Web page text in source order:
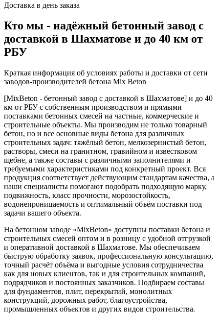
Доставка в день заказа
Кто мы - надёжный бетонный завод с
доставкой в Шахматове и до 40 км от
РБУ
Краткая информация об условиях работы и доставки от сети
заводов-производителей бетона Mix Beton
[MixBeton - бетонный завод с доставкой в Шахматове] и до 40
км от РБУ с собственным производством и прямыми
поставками бетонных смесей на частные, коммерческие и
строительные объекты. Мы производим не только товарный
бетон, но и все основные виды бетона для различных
строительных задач: тяжёлый бетон, мелкозернистый бетон,
растворы, смеси на гранитном, гравийном и известковом
щебне, а также составы с различными заполнителями и
требуемыми характеристиками под конкретный проект. Вся
продукция соответствует действующим стандартам качества, а
наши специалисты помогают подобрать подходящую марку,
подвижность, класс прочности, морозостойкость,
водонепроницаемость и оптимальный объём поставки под
задачи вашего объекта.
На бетонном заводе «MixBeton» доступны поставки бетона и
строительных смесей оптом и в розницу с удобной отгрузкой
и оперативной доставкой в Шахматове. Мы обеспечиваем
быструю обработку заявок, профессиональную консультацию,
точный расчёт объёма и выгодные условия сотрудничества
как для новых клиентов, так и для строительных компаний,
подрядчиков и постоянных заказчиков. Подбираем составы
для фундаментов, плит, перекрытий, монолитных
конструкций, дорожных работ, благоустройства,
промышленных объектов и других видов строительства.